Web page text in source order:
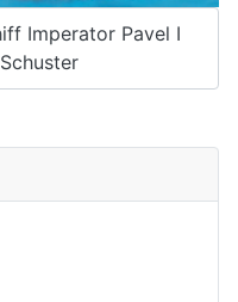
Imperator Pavel I